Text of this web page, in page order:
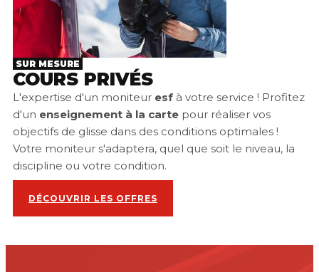
SUR MESURE
COURS PRIVÉS
L'expertise d'un moniteur esf à votre service ! Profitez
d'un enseignement à la carte pour réaliser vos
objectifs de glisse dans des conditions optimales !
Votre moniteur s'adaptera, quel que soit le niveau, la
discipline ou votre condition.
DÉCOUVRIR LES OFFRES